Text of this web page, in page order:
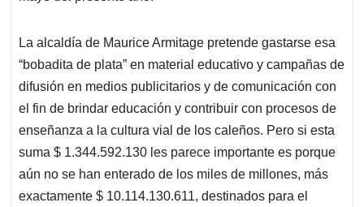
La alcaldía de Maurice Armitage pretende gastarse esa
“bobadita de plata” en material educativo y campañas de
difusión en medios publicitarios y de comunicación con
el fin de brindar educación y contribuir con procesos de
enseñanza a la cultura vial de los caleños. Pero si esta
suma $ 1.344.592.130 les parece importante es porque
aún no se han enterado de los miles de millones, más
exactamente $ 10.114.130.611, destinados para el